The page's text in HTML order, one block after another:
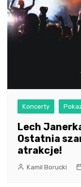
Koncerty
Lech
Ostatnia
atrakcje!
Kamil Borucki